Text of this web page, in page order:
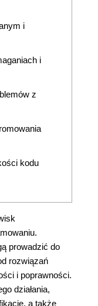
i
i
z
kodu
prowadzić do
rozwiązań
i poprawności.
działania,
a także